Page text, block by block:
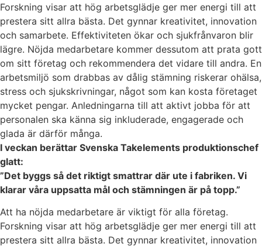
Forskning visar att hög arbetsglädje ger mer energi till att
prestera sitt allra bästa. Det gynnar kreativitet, innovation
och samarbete. Effektiviteten ökar och sjukfrånvaron blir
lägre. Nöjda medarbetare kommer dessutom att prata gott
om sitt företag och rekommendera det vidare till andra. En
arbetsmiljö som drabbas av dålig stämning riskerar ohälsa,
stress och sjukskrivningar, något som kan kosta företaget
mycket pengar. Anledningarna till att aktivt jobba för att
personalen ska känna sig inkluderade, engagerade och
glada är därför många.
I veckan berättar Svenska Takelements produktionschef
glatt:
”Det byggs så det riktigt smattrar där ute i fabriken. Vi
klarar våra uppsatta mål och stämningen är på topp.”
Att ha nöjda medarbetare är viktigt för alla företag.
Forskning visar att hög arbetsglädje ger mer energi till att
prestera sitt allra bästa. Det gynnar kreativitet, innovation